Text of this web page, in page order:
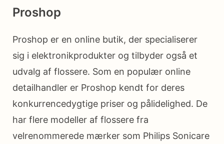
Proshop
Proshop er en online butik, der specialiserer
sig i elektronikprodukter og tilbyder også et
udvalg af flossere. Som en populær online
detailhandler er Proshop kendt for deres
konkurrencedygtige priser og pålidelighed. De
har flere modeller af flossere fra
velrenommerede mærker som Philips Sonicare